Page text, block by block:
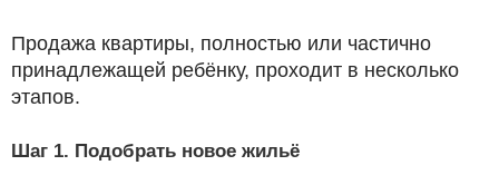
Продажа квартиры, полностью или частично
принадлежащей ребёнку, проходит в несколько
этапов.
Шаг 1. Подобрать новое жильё